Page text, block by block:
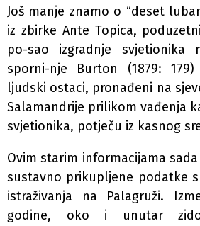
Još manje znamo o “deset
iz zbirke Ante Topica,
po-sao izgradnje svjetionika
sporni-nje Burton (1879:
ljudski ostaci, pronađeni na
Salamandrije prilikom vađenja
svjetionika, potječu iz kasnog
Ovim starim informacijama
sustavno prikupljene podatke
istraživanja na Palagruži.
godine, oko i unutar